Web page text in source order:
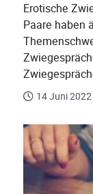
Erotische
Paare haben
14 Juni 2022